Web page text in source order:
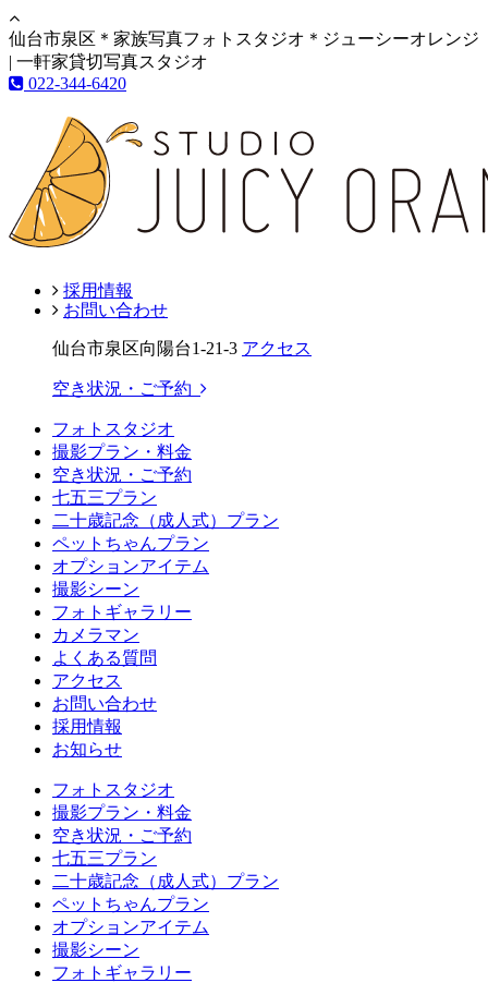
仙台市泉区＊家族写真フォトスタジオ＊ジューシーオレンジ
| 一軒家貸切写真スタジオ
022-344-6420
採用情報
お問い合わせ
仙台市泉区向陽台1-21-3 アクセス
空き状況・ご予約
フォトスタジオ
撮影プラン・料金
空き状況・ご予約
七五三プラン
二十歳記念（成人式）プラン
ペットちゃんプラン
オプションアイテム
撮影シーン
フォトギャラリー
カメラマン
よくある質問
アクセス
お問い合わせ
採用情報
お知らせ
フォトスタジオ
撮影プラン・料金
空き状況・ご予約
七五三プラン
二十歳記念（成人式）プラン
ペットちゃんプラン
オプションアイテム
撮影シーン
フォトギャラリー